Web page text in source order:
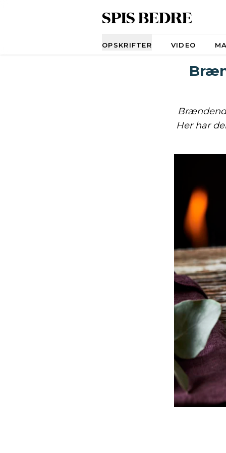
SPIS BEDRE
OPSKRIFTER VIDEO
Her har